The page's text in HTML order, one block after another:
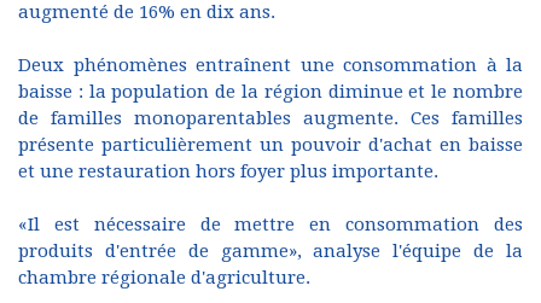
augmenté de 16% en dix ans.
Deux phénomènes entraînent une consommation à la
baisse : la population de la région diminue et le nombre
de familles monoparentables augmente. Ces familles
présente particulièrement un pouvoir d'achat en baisse
et une restauration hors foyer plus importante.
«Il est nécessaire de mettre en consommation des
produits d'entrée de gamme», analyse l'équipe de la
chambre régionale d'agriculture.